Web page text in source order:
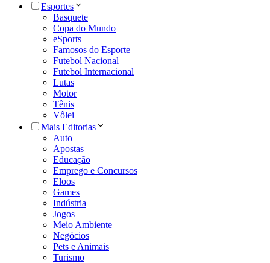
Esportes
Basquete
Copa do Mundo
eSports
Famosos do Esporte
Futebol Nacional
Futebol Internacional
Lutas
Motor
Tênis
Vôlei
Mais Editorias
Auto
Apostas
Educação
Emprego e Concursos
Eloos
Games
Indústria
Jogos
Meio Ambiente
Negócios
Pets e Animais
Turismo